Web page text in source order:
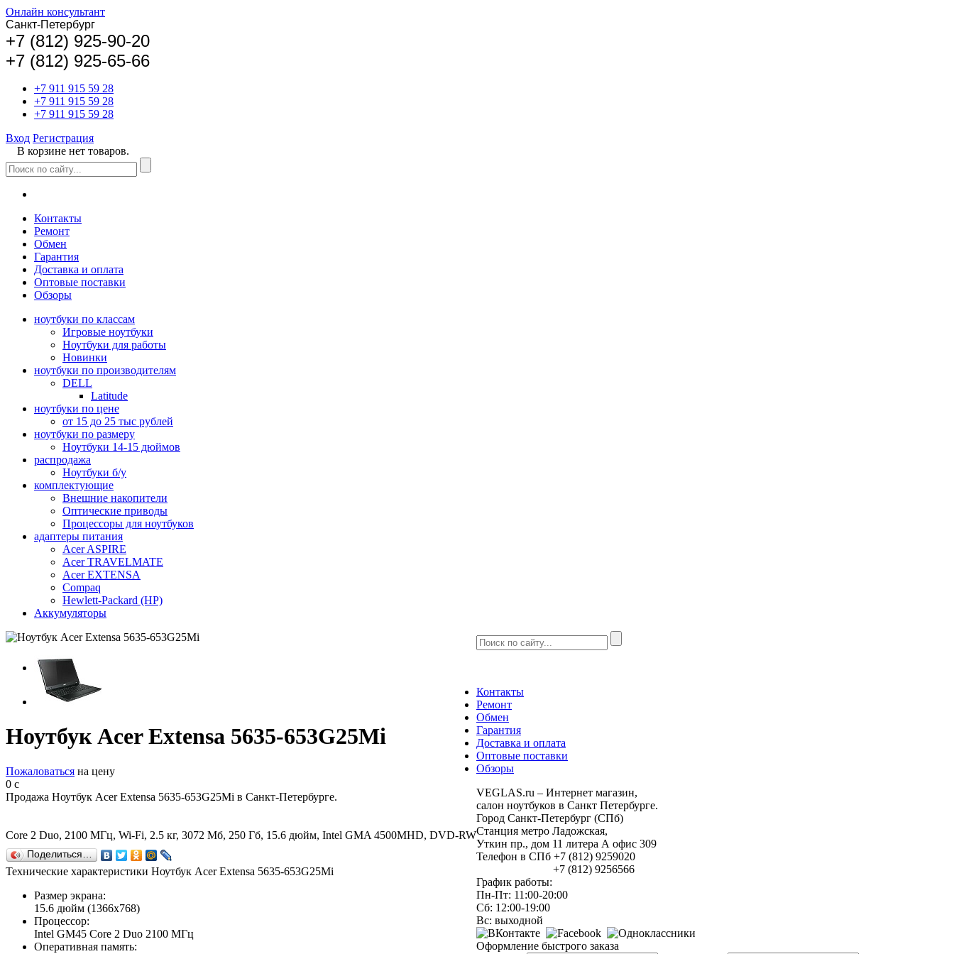
Онлайн консультант
Санкт-Петербург
+7 (812) 925-90-20
+7 (812) 925-65-66
+7 911 915 59 28
+7 911 915 59 28
+7 911 915 59 28
Вход Регистрация
В корзине нет товаров.
Контакты
Ремонт
Обмен
Гарантия
Доставка и оплата
Оптовые поставки
Обзоры
ноутбуки по классам
Игровые ноутбуки
Ноутбуки для работы
Новинки
ноутбуки по производителям
DELL
Latitude
ноутбуки по цене
от 15 до 25 тыс рублей
ноутбуки по размеру
Ноутбуки 14-15 дюймов
распродажа
Ноутбуки б/у
комплектующие
Внешние накопители
Оптические приводы
Процессоры для ноутбуков
адаптеры питания
Acer ASPIRE
Acer TRAVELMATE
Acer EXTENSA
Compaq
Hewlett-Packard (HP)
Аккумуляторы
Ноутбук Acer Extensa 5635-653G25Mi
Пожаловаться на цену
0 c
Продажа Ноутбук Acer Extensa 5635-653G25Mi в Санкт-Петербурге.
Core 2 Duo, 2100 МГц, Wi-Fi, 2.5 кг, 3072 Мб, 250 Гб, 15.6 дюйм, Intel GMA 4500MHD, DVD-RW
Поделиться…
Технические характеристики Ноутбук Acer Extensa 5635-653G25Mi
Размер экрана:
15.6 дюйм (1366x768)
Процессор:
Intel GM45 Core 2 Duo 2100 МГц
Оперативная память:
Контакты
Ремонт
Обмен
Гарантия
Доставка и оплата
Оптовые поставки
Обзоры
VEGLAS.ru – Интернет магазин,
салон ноутбуков в Санкт Петербурге.
Город Санкт-Петербург (СПб)
Станция метро Ладожская,
Уткин пр., дом 11 литера А офис 309
Телефон в СПб +7 (812) 9259020
+7 (812) 9256566
График работы:
Пн-Пт: 11:00-20:00
Сб: 12:00-19:00
Вс: выходной
Оформление быстрого заказа